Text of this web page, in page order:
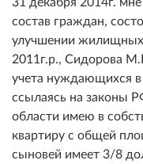
состав граждан,
улучшении жилищных
2011г.р., Сидорова
учета нуждающихся
ссылаясь на законы
области имею в
квартиру с общей
сыновей имеет 3/8